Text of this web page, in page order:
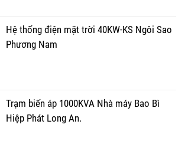
Hệ thống điện mặt trời 40KW-KS Ngôi Sao
Phương Nam
Trạm biến áp 1000KVA Nhà máy Bao Bì
Hiệp Phát Long An.